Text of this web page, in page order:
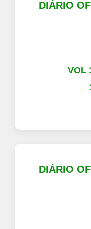
DIÁRIO
VOL
DIÁRIO